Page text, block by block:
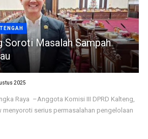
Soroti Masalah Sampah
2025
Raya –Anggota Komisi III DPRD Kalteng,
menyoroti serius permasalahan pengelolaan